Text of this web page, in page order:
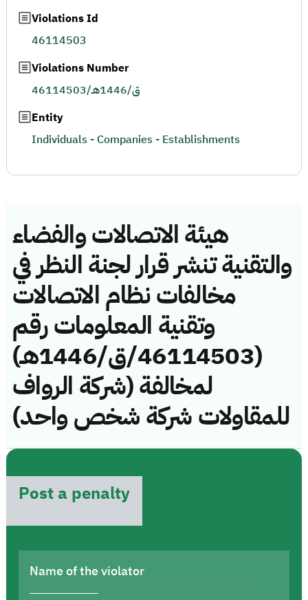
هيئة الاتصالات والفضاء
والتقنية تنشر قرار لجنة النظر في
مخالفات نظام الاتصالات
وتقنية المعلومات رقم
(46114503/ق/1446هـ)
لمخالفة (شركة الرواف
للمقاولات شركة شخص واحد)
Post a penalty
Name of the violator
Violations Id
46114503
Violations Number
46114503/ق/1446هـ
Entity
Individuals - Companies - Establishments